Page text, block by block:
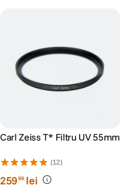
Carl Zeiss T* Filtru UV 55mm
(12)
25999 lei